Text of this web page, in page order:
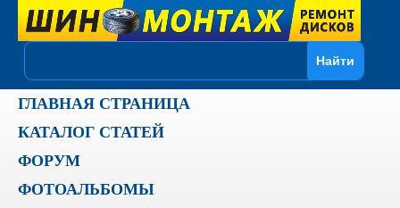
ГЛАВНАЯ СТРАНИЦА
КАТАЛОГ СТАТЕЙ
ФОРУМ
ФОТОАЛЬБОМЫ